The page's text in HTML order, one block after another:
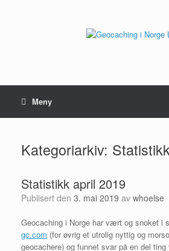
Meny
Kategoriarkiv:
Statistikk april 2019
Publisert den 3. mai 2019 av whoelse
Geocaching i Norge har vært og snoket i
gc.com (for øvrig et utrolig nyttig og
geocachere) og funnet svar på en del